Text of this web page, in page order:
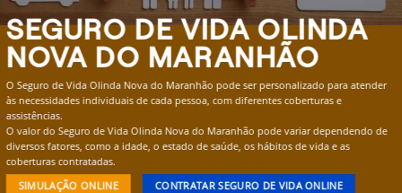
SEGURO DE VIDA OLINDA
NOVA DO MARANHÃO
O Seguro de Vida Olinda Nova do Maranhão pode ser personalizado para atender
às necessidades individuais de cada pessoa, com diferentes coberturas e
assistências.
O valor do Seguro de Vida Olinda Nova do Maranhão pode variar dependendo de
diversos fatores, como a idade, o estado de saúde, os hábitos de vida e as
coberturas contratadas.
SIMULAÇÃO ONLINE CONTRATAR SEGURO DE VIDA ONLINE